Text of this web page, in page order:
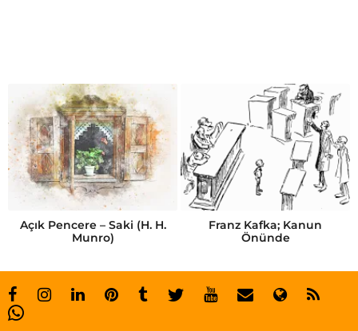
s
o
r
u
n
u
a
s
Açık Pencere – Saki (H. H.
Munro)
Franz Kafka; Kanun
Önünde